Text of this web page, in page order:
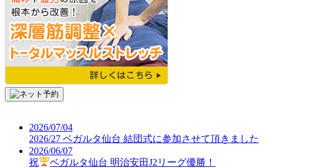
2026/07/04
2026/27 ベガルタ仙台 結団式に参加させて頂きました
2026/06/07
祝
ベガルタ仙台 明治安田J2リーグ優勝！